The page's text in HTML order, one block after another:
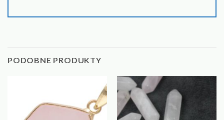
PODOBNE PRODUKTY